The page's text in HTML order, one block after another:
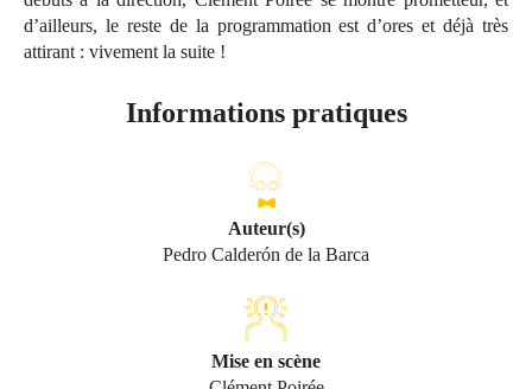
d’ailleurs, le reste de la programmation est d’ores et déjà très
attirant : vivement la suite !
Informations pratiques
Auteur(s)
Pedro Calderón de la Barca
Mise en scène